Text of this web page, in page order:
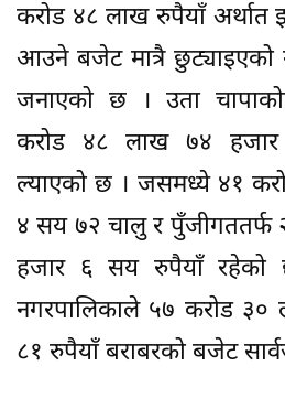
करोड ४८ लाख रुपैयाँ अर्थात
आउने बजेट मात्रै छुट्याइएको
जनाएको छ । उता
करोड ४८ लाख ७४
ल्याएको छ । जसमध्ये ४१
४ सय ७२ चालु र पुँजीगततर्फ
हजार ६ सय रुपैयाँ रहेको
नगरपालिकाले ५७ करोड
८१ रुपैयाँ बराबरको बजेट